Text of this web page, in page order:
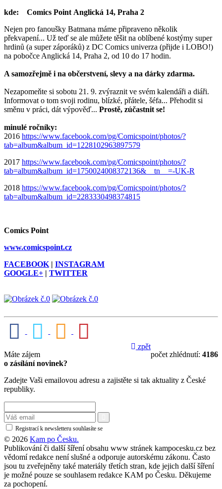
kde:
Comics Point Anglická 14, Praha 2
Nejen pro fanoušky Batmana máme připraveno několik
překvapení... Už teď se ale můžete těšit na oblíbené kostýmy super
hrdinů (a super záporáků) z DC Comics univerza (přijde i LOBO!)
na pobočce Anglická 14, Praha 2, od 10 do 17 hodin.
A samozřejmě i na občerstvení, slevy a na dárky zdarma.
Nezapomeňte si sobotu 21. 9. zvýraznit ve svém kalendáři a diáři.
Informovat o tom svoji rodinu, blízké, přátele, šéfa... Přehodit si
směnu v práci, dát výpověď... Prostě, zúčastnit se!
minulé ročníky:
2016 https://www.facebook.com/pg/Comicspoint/photos/?
tab=album&album_id=1228102963897579
2017 https://www.facebook.com/pg/Comicspoint/photos/?
tab=album&album_id=1750024008372136&__tn__=-UK-R
2018 https://www.facebook.com/pg/Comicspoint/photos/?
tab=album&album_id=2283330498374815
Comics Point
www.comicspoint.cz
FACEBOOK | INSTAGRAM
GOOGLE+ | TWITTER
počet zhlédnutí: 4186
zpět
Máte zájem
o zásílání novinek?
Zadejte Vaši emailovou adresu a zajistěte si tak aktuality z České
republiky.
Registrací k newsletteru souhlasíte se
© 2026 Kam po Česku.
Publikování či další šíření obsahu www stránek kampocesku.cz bez
vědomí redakce není slušné a odporuje autorskému zákonu. Často
jsou tu zveřejněny také materiály třetích stran, kde jejich další šíření
je možné pouze se souhlasem redakce KAM po Česku. Děkujeme
za pochopení.